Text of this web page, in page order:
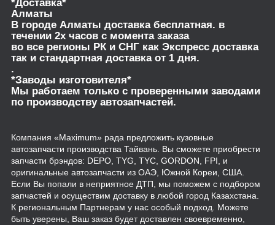
*Доставка*
Алматы
В городе Алматы доставка бесплатная. в
течении 2х часов с момента заказа
во все регионы РК и СНГ как Экспресс доставка
так и стандартная доставка от 1 дня.
.
*Заводы изготовителя*
Мы работаем только с проверенными заводами
по производству автозапчастей.
Компания «Maximum» рада предложить кузовные
автозапчасти производства Тайвань. Вы сможете приобрести
запчасти брэндов: DEPO, TYG, TYC, GORDON, FPI, и
оригинальные автозапчасти из ОАЭ, Южной Кореи, США.
Если Вы попали в неприятное ДТП, мы поможем с подбором
запчастей и осуществим доставку в любой город Казахстана.
К региональным Партнерам у нас особый подход. Можете
быть уверены, Ваш заказ будет доставлен своевременно,